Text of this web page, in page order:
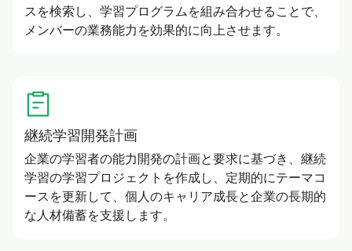
スを検索し、学習プログラムを組み合わせることで、
メンバーの業務能力を効果的に向上させます。
継続学習開発計画
企業の学習者の能力開発の計画と要求に基づき、継続
学習の学習プロジェクトを作成し、定期的にテーマコ
ースを更新して、個人のキャリア成長と企業の長期的
な人材備蓄を支援します。